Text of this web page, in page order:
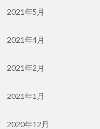
2021年5月
2021年4月
2021年2月
2021年1月
2020年12月